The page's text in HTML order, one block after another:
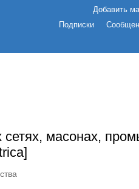
Добавить
Подписки
масонах,